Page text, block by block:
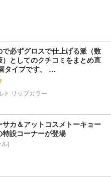
で必ずグロスで仕上げる派（数
）としてのクチコミをまとめ直
タイプです。 …
ト リップカラー
サカ＆アットコスメトーキョー
特設コーナーが登場
ル)